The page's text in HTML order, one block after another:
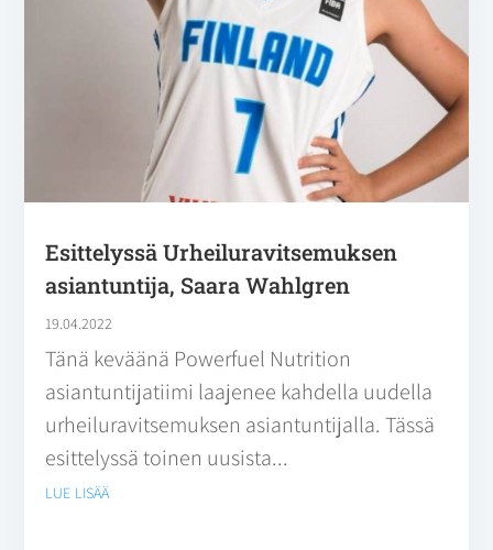
Esittelyssä Urheiluravitsemuksen
asiantuntija, Saara Wahlgren
19.04.2022
Tänä keväänä Powerfuel Nutrition
asiantuntijatiimi laajenee kahdella uudella
urheiluravitsemuksen asiantuntijalla. Tässä
esittelyssä toinen uusista...
lue lisää